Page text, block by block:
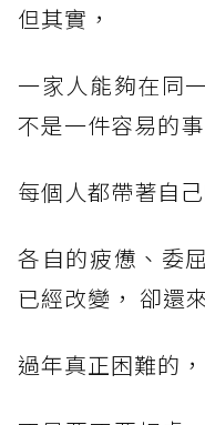
但其實，
一家人能夠在同
不是一件容易的事
每個人都帶著自
各自的疲憊、委
已經改變， 卻還
過年真正困難的，